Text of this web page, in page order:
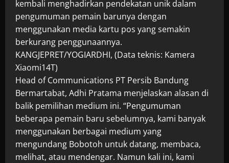
kembali menghadirkan pendekatan unik dalam
pengumuman pemain barunya dengan
menggunakan media kartu pos yang semakin
berkurang penggunaannya.
KANGJEPRET/YOGIARDHI, (Data teknis: Kamera
Xiaomi14T)
Head of Communications PT Persib Bandung
Bermartabat, Adhi Pratama menjelaskan alasan di
balik pemilihan medium ini. “Pengumuman
beberapa pemain baru sebelumnya, kami banyak
menggunakan berbagai medium yang
mengundang Bobotoh untuk datang, membaca,
melihat, atau mendengar. Namun kali ini, kami